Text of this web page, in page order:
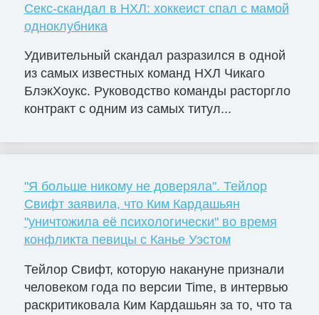
Секс-скандал в НХЛ: хоккеист спал с мамой
одноклубника
Удивительный скандал разразился в одной
из самых известных команд НХЛ Чикаго
БлэкХоукс. Руководство команды расторгло
контракт с одним из самых титул...
"Я больше никому не доверяла". Тейлор
Свифт заявила, что Ким Кардашьян
"уничтожила её психологически" во время
конфликта певицы с Канье Уэстом
Тейлор Свифт, которую накануне признали
человеком года по версии Time, в интервью
раскритиковала Ким Кардашьян за то, что та